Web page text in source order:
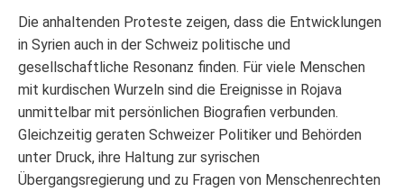
Die anhaltenden Proteste zeigen, dass die Entwicklungen
in Syrien auch in der Schweiz politische und
gesellschaftliche Resonanz finden. Für viele Menschen
mit kurdischen Wurzeln sind die Ereignisse in Rojava
unmittelbar mit persönlichen Biografien verbunden.
Gleichzeitig geraten Schweizer Politiker und Behörden
unter Druck, ihre Haltung zur syrischen
Übergangsregierung und zu Fragen von Menschenrechten